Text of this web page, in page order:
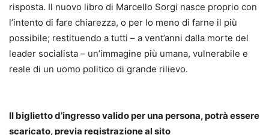
risposta. Il nuovo libro di Marcello Sorgi nasce proprio con
l’intento di fare chiarezza, o per lo meno di farne il più
possibile; restituendo a tutti – a vent’anni dalla morte del
leader socialista – un’immagine più umana, vulnerabile e
reale di un uomo politico di grande rilievo.
Il biglietto d’ingresso valido per una persona, potrà essere
scaricato, previa registrazione al sito